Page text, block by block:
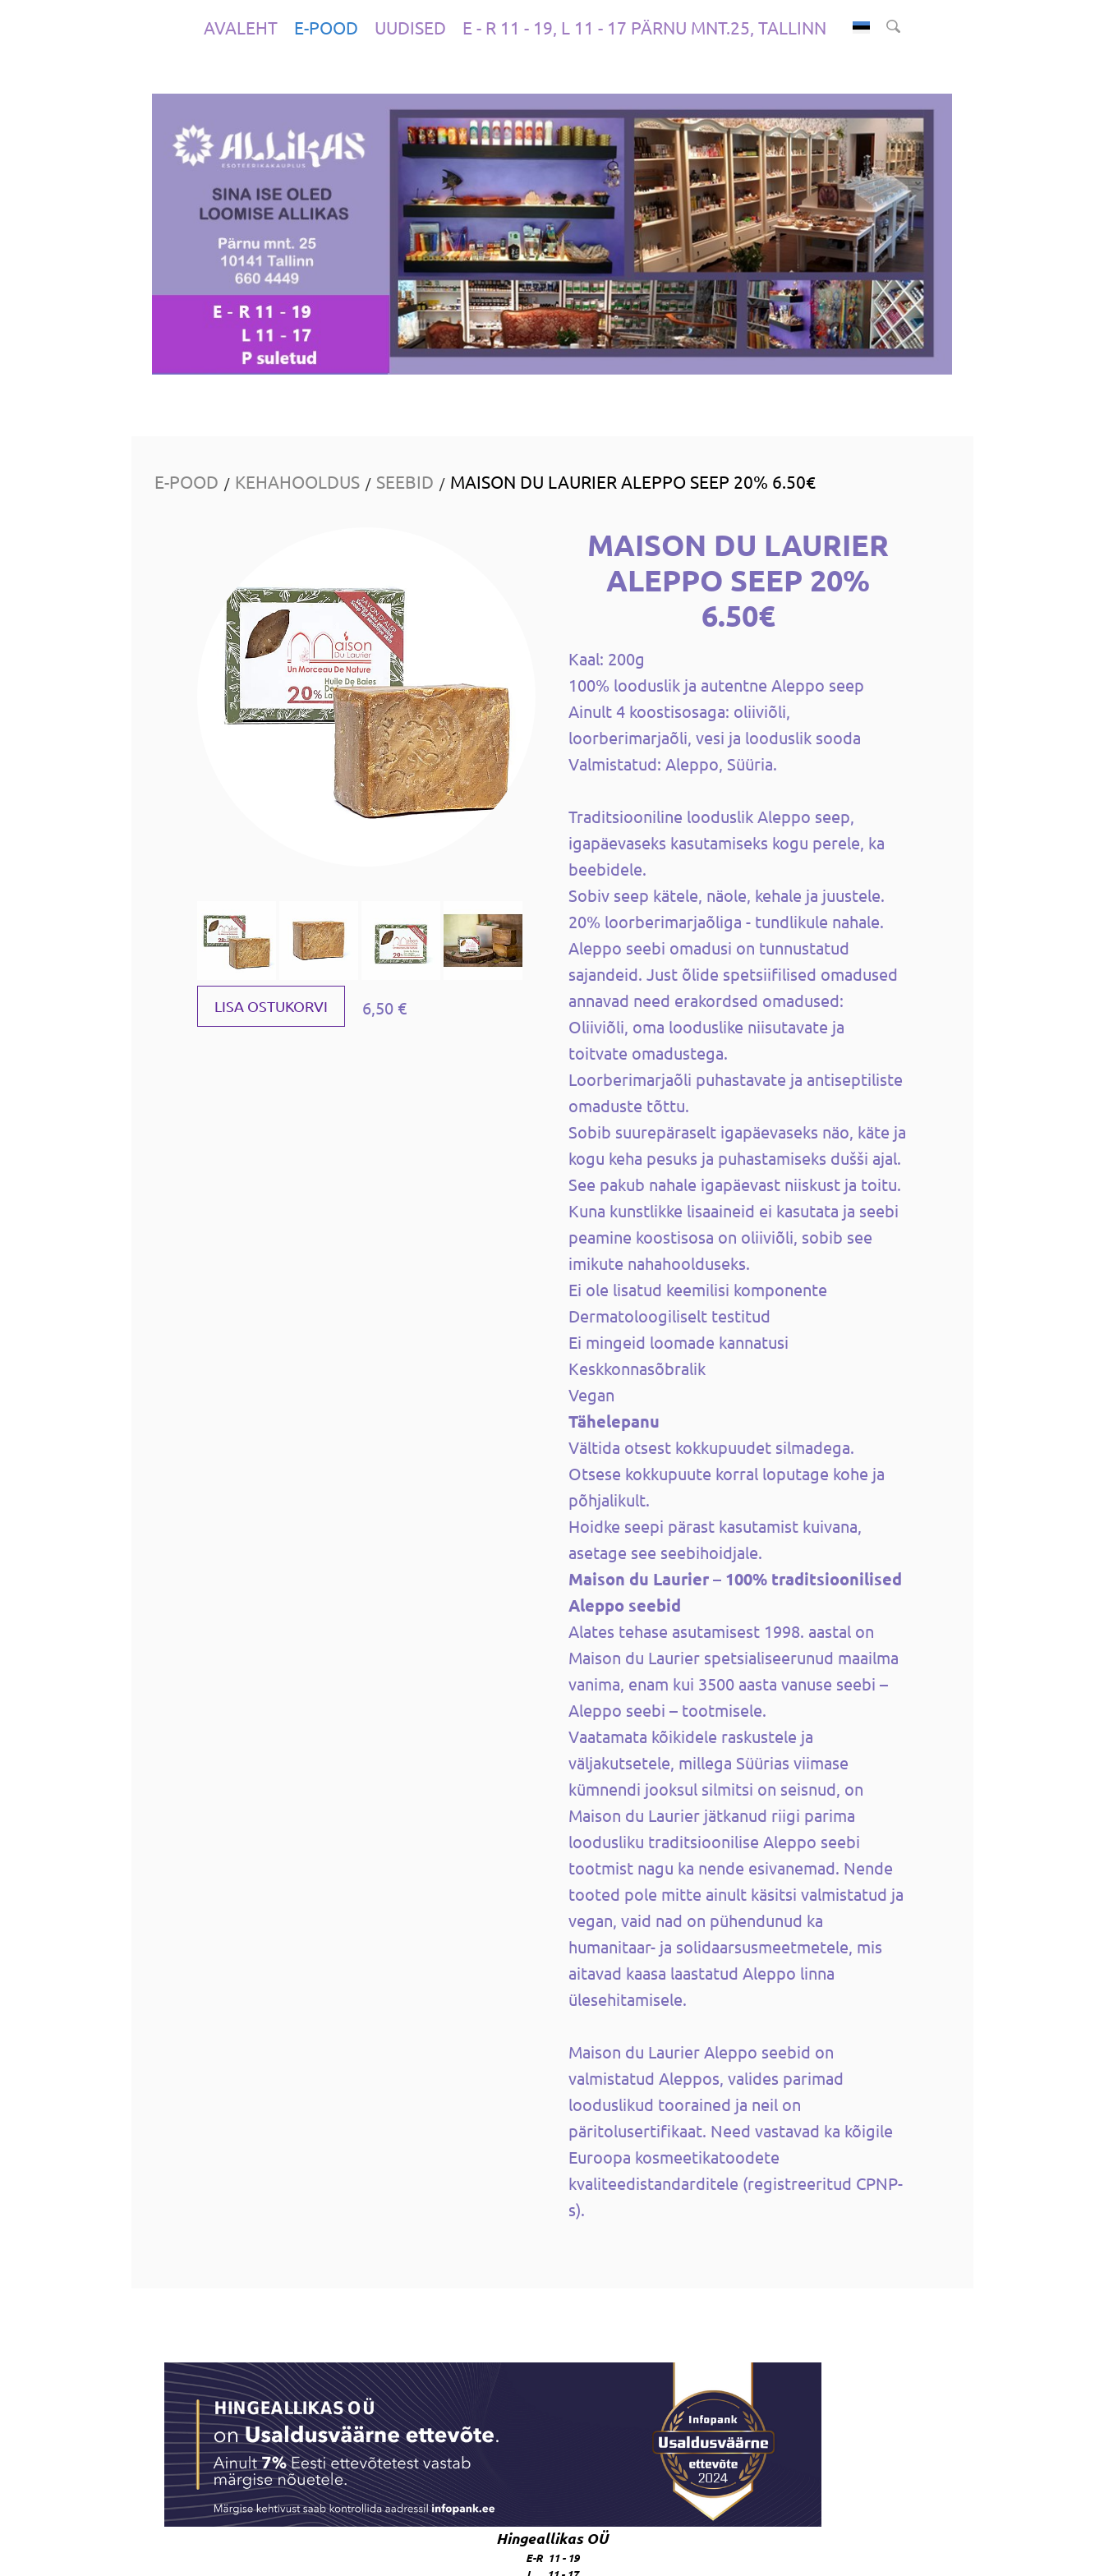
AVALEHT E-POOD UUDISED E - R 11 - 19, L 11 - 17 PÄRNU MNT.25, TALLINN
E-POOD / KEHAHOOLDUS / SEEBID / MAISON DU LAURIER ALEPPO SEEP 20% 6.50€
LISA OSTUKORVI 6,50 €
MAISON DU LAURIER
ALEPPO SEEP 20%
6.50€
Kaal: 200g
100% looduslik ja autentne Aleppo seep
Ainult 4 koostisosaga: oliiviõli,
loorberimarjaõli, vesi ja looduslik sooda
Valmistatud: Aleppo, Süüria.
Traditsiooniline looduslik Aleppo seep,
igapäevaseks kasutamiseks kogu perele, ka
beebidele.
Sobiv seep kätele, näole, kehale ja juustele.
20% loorberimarjaõliga - tundlikule nahale.
Aleppo seebi omadusi on tunnustatud
sajandeid. Just õlide spetsiifilised omadused
annavad need erakordsed omadused:
Oliiviõli, oma looduslike niisutavate ja
toitvate omadustega.
Loorberimarjaõli puhastavate ja antiseptiliste
omaduste tõttu.
Sobib suurepäraselt igapäevaseks näo, käte ja
kogu keha pesuks ja puhastamiseks dušši ajal.
See pakub nahale igapäevast niiskust ja toitu.
Kuna kunstlikke lisaaineid ei kasutata ja seebi
peamine koostisosa on oliiviõli, sobib see
imikute nahahoolduseks.
Ei ole lisatud keemilisi komponente
Dermatoloogiliselt testitud
Ei mingeid loomade kannatusi
Keskkonnasõbralik
Vegan
Tähelepanu
Vältida otsest kokkupuudet silmadega.
Otsese kokkupuute korral loputage kohe ja
põhjalikult.
Hoidke seepi pärast kasutamist kuivana,
asetage see seebihoidjale.
Maison du Laurier – 100% traditsioonilised
Aleppo seebid
Alates tehase asutamisest 1998. aastal on
Maison du Laurier spetsialiseerunud maailma
vanima, enam kui 3500 aasta vanuse seebi –
Aleppo seebi – tootmisele.
Vaatamata kõikidele raskustele ja
väljakutsetele, millega Süürias viimase
kümnendi jooksul silmitsi on seisnud, on
Maison du Laurier jätkanud riigi parima
loodusliku traditsioonilise Aleppo seebi
tootmist nagu ka nende esivanemad. Nende
tooted pole mitte ainult käsitsi valmistatud ja
vegan, vaid nad on pühendunud ka
humanitaar- ja solidaarsusmeetmetele, mis
aitavad kaasa laastatud Aleppo linna
ülesehitamisele.
Maison du Laurier Aleppo seebid on
valmistatud Aleppos, valides parimad
looduslikud toorained ja neil on
päritolusertifikaat. Need vastavad ka kõigile
Euroopa kosmeetikatoodete
kvaliteedistandarditele (registreeritud CPNP-
s).
Hingeallikas OÜ
E-R 11 - 19